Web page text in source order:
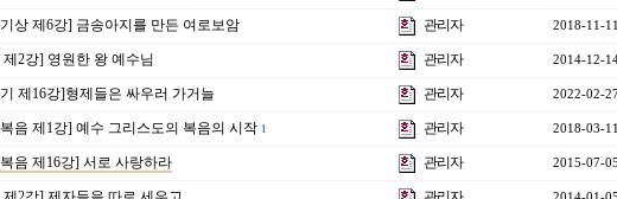
상 제6강] 금송아지를 만든 여로보암 관리자 2018-11-11
제2강] 영원한 왕 예수님 관리자 2014-12-
제16강]형제들은 싸우러 가거늘 관리자 2022-02-
음 제1강] 예수 그리스도의 복음의 시작 1 관리자 2018-03-11
음 제16강] 서로 사랑하라 관리자 2015-07-05